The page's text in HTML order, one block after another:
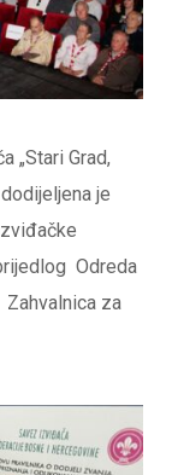
„Stari Grad,
je
Odreda
za